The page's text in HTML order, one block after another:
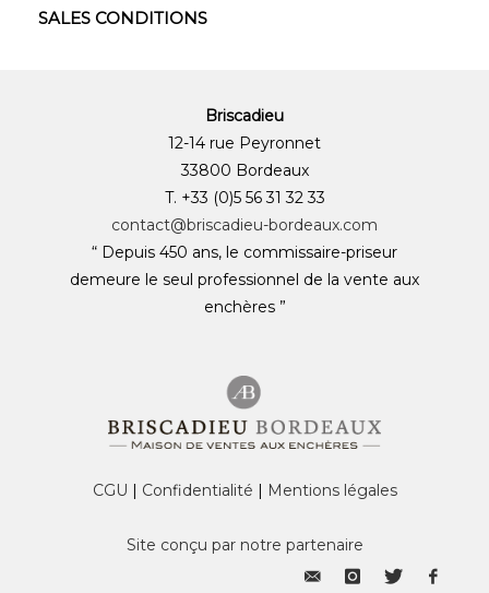
SALES CONDITIONS
Briscadieu
12-14 rue Peyronnet
33800 Bordeaux
T. +33 (0)5 56 31 32 33
contact@briscadieu-bordeaux.com
“ Depuis 450 ans, le commissaire-priseur
demeure le seul professionnel de la vente aux
enchères ”
CGU | Confidentialité | Mentions légales
Site conçu par notre partenaire